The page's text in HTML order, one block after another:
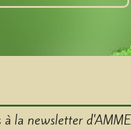
à la newsletter